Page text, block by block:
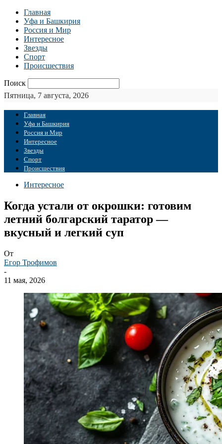
Главная
Уфа и Башкирия
Россия и Мир
Интересное
Звезды
Спорт
Происшествия
Поиск
Пятница, 7 августа, 2026
Главная
Уфа и Башкирия
Россия и Мир
Интересное
Звезды
Спорт
Происшествия
Интересное
Когда устали от окрошки: готовим
летний болгарский таратор —
вкусный и легкий суп
От
Егор Трофимов
-
11 мая, 2026